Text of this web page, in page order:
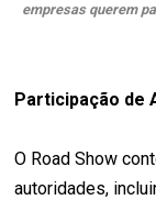
empresas querem
Participação de
O Road Show
autoridades,